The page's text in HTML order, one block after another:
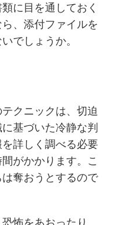
に目を通しておく
、添付ファイルを
でしょうか。
クニックは、切迫
基づいた冷静な判
詳しく調べる必要
がかかります。こ
奪おうとするので